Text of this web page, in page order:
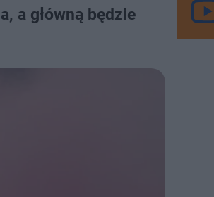
a główną będzie